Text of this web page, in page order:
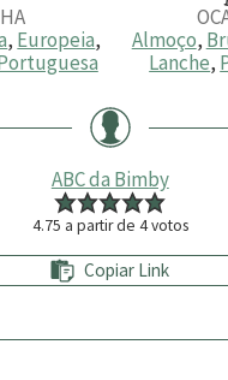
, Europeia,
Almoço,
Lanche,
ABC da Bimby
4.75 a partir de 4votos
Copiar Link